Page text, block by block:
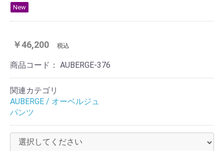
New
￥46,200 税込
商品コード： AUBERGE-376
関連カテゴリ
AUBERGE / オーベルジュ
パンツ